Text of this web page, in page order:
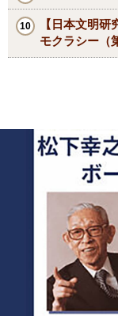
【日本文明
モクラシー（